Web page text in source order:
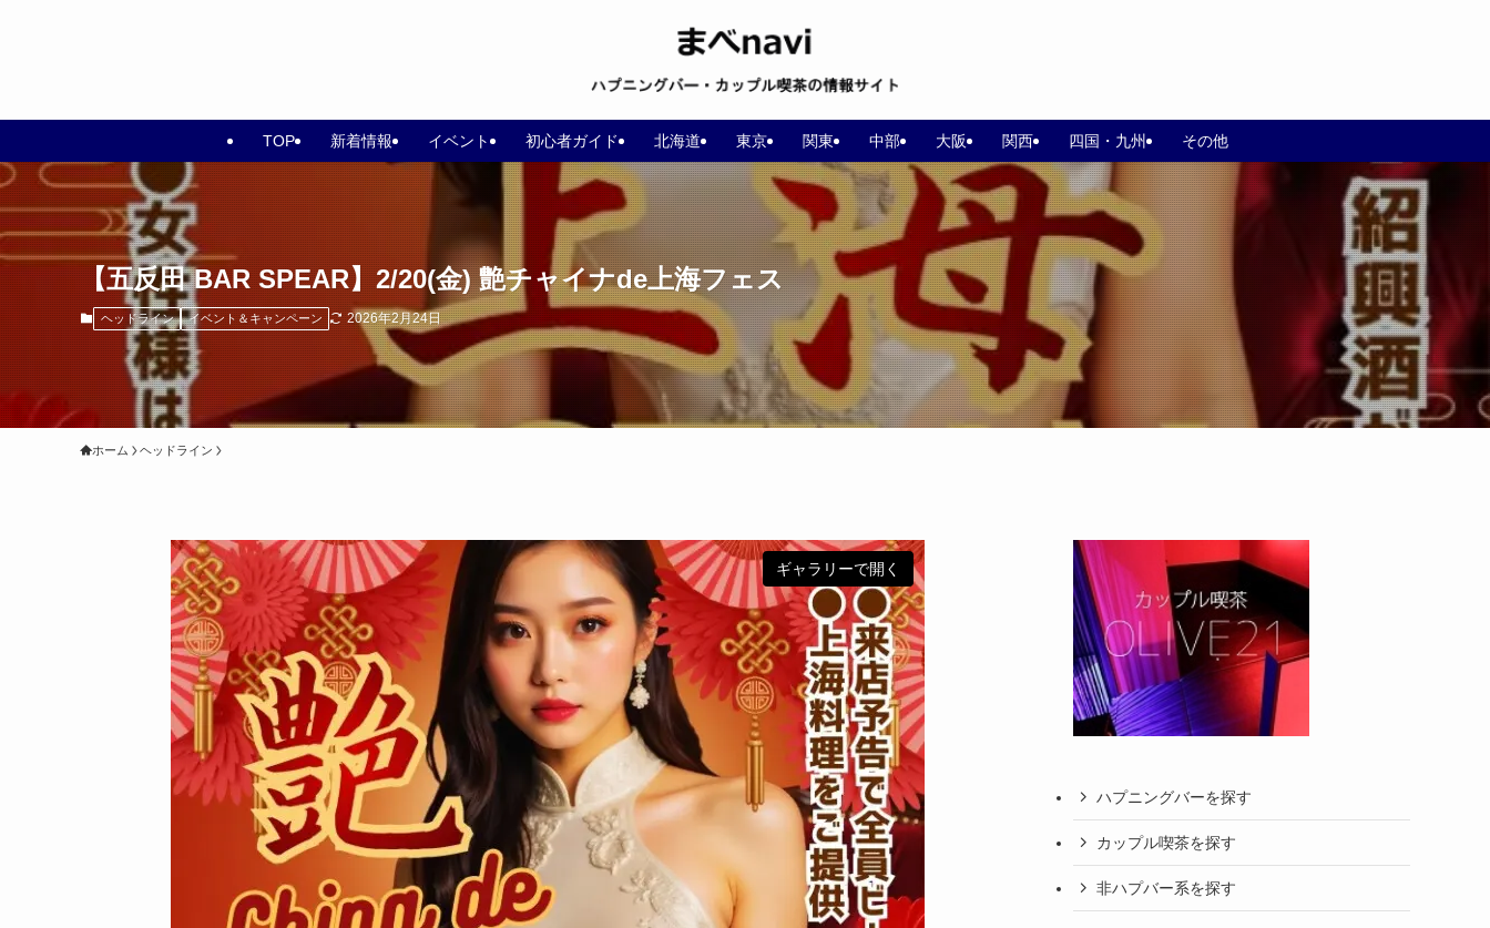
TOP 新着情報 イベント 初心者ガイド 北海道 東京 関東 中部 大阪 関西 四国・九州 その他
【五反田 BAR SPEAR】2/20(金) 艶チャイナde上海フェス
ヘッドライン イベント＆キャンペーン 2026年2月24日
ホーム ヘッドライン
ギャラリーで開く
ハプニングバーを探す
カップル喫茶を探す
非ハプバー系を探す